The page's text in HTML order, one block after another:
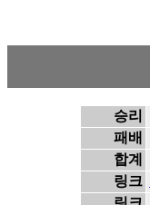
승리
패배
합계
링크